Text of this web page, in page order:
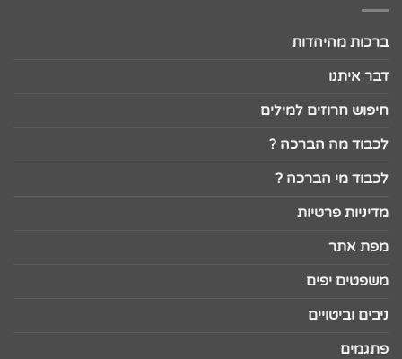
ברכות מהיהדות
דבר איתנו
חיפוש חרוזים למילים
לכבוד מה הברכה ?
לכבוד מי הברכה ?
מדיניות פרטיות
מפת אתר
משפטים יפים
ניבים וביטויים
פתגמים